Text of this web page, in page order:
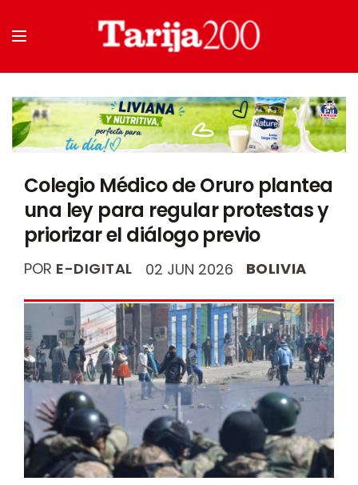
Colegio Médico de Oruro plantea
una ley para regular protestas y
priorizar el diálogo previo
POR E-DIGITAL 02 JUN 2026 BOLIVIA